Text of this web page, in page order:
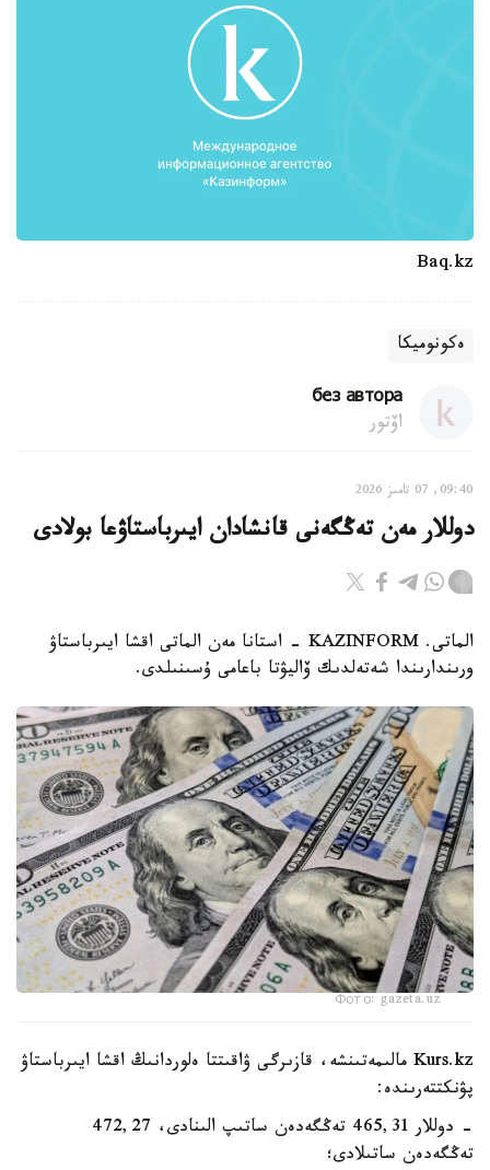
Baq.kz
ەكونوميكا
без автора
اۆتور
09:40, 07 تامىز 2026
دوللار مەن تەڭگەنى قانشادان ايىرباستاۋعا بولادى
الماتى. KAZINFORM - استانا مەن الماتى اقشا ايىرباستاۋ
ورىندارىندا شەتەلدىك ۆاليۋتا باعامى ۇسىنىلدى.
Фото: gazeta.uz
Kurs.kz مالىمەتىنشە، قازىرگى ۋاقىتتا ەلوردانىڭ اقشا ايىرباستاۋ
پۋنكتتەرىندە:
- دوللار 465,31 تەڭگەدەن ساتىپ الىنادى، 472,27
تەڭگەدەن ساتىلادى؛